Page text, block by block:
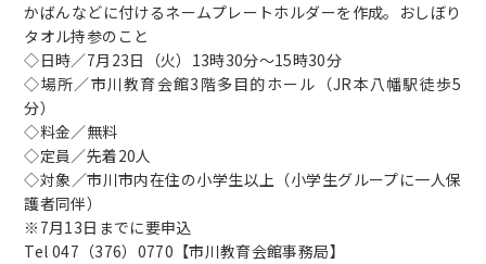
かばんなどに付けるネームプレートホルダーを作成。おしぼり
タオル持参のこと
◇日時／7月23日（火）13時30分～15時30分
◇場所／市川教育会館3階多目的ホール（JR本八幡駅徒歩5
分）
◇料金／無料
◇定員／先着20人
◇対象／市川市内在住の小学生以上（小学生グループに一人保
護者同伴）
※7月13日までに要申込
Tel 047（376）0770【市川教育会館事務局】